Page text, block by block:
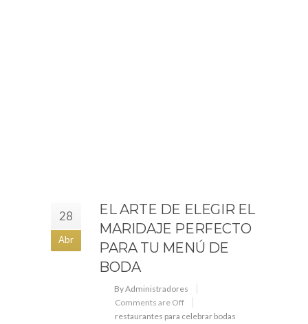
28
Abr
EL ARTE DE ELEGIR EL
MARIDAJE PERFECTO
PARA TU MENÚ DE
BODA
By Administradores
Comments are Off
restaurantes para celebrar bodas